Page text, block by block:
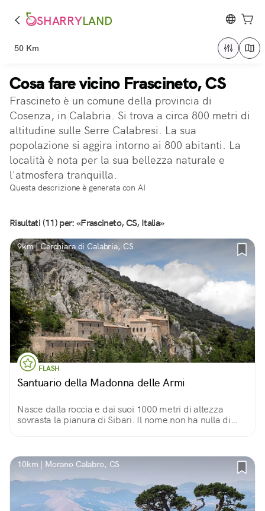
SHARRYLAND
50 Km
Cosa fare vicino Frascineto, CS
Frascineto è un comune della provincia di
Cosenza, in Calabria. Si trova a circa 800 metri di
altitudine sulle Serre Calabresi. La sua
popolazione si aggira intorno ai 800 abitanti. La
località è nota per la sua bellezza naturale e
l'atmosfera tranquilla.
Questa descrizione è generata con AI
Risultati (11) per: «Frascineto, CS, Italia»
9km | Cerchiara di Calabria, CS
FLASH
Santuario della Madonna delle Armi
Nasce dalla roccia e dai suoi 1000 metri di altezza
sovrasta la pianura di Sibari. Il nome non ha nulla di
10km | Morano Calabro, CS